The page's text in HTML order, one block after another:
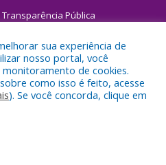
Pública
Prefeitura Municipal de Igarapé-
Miri.
Administrativa
sua experiência de
nosso portal, você
de cookies.
como isso é feito, acesse
). Se você concorda, clique em